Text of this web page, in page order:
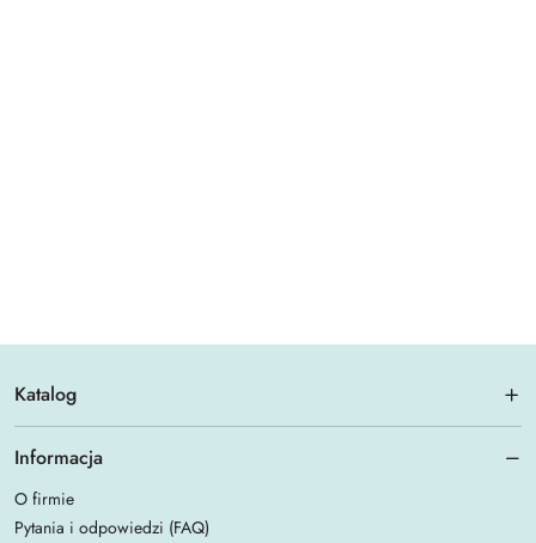
Katalog
Informacja
O firmie
Pytania i odpowiedzi (FAQ)